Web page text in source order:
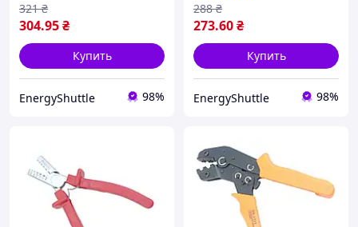
304.95₴
321 ₴
Купить
EnergyShuttle 98%
273.60₴
288 ₴
Купить
EnergyShuttle 98%